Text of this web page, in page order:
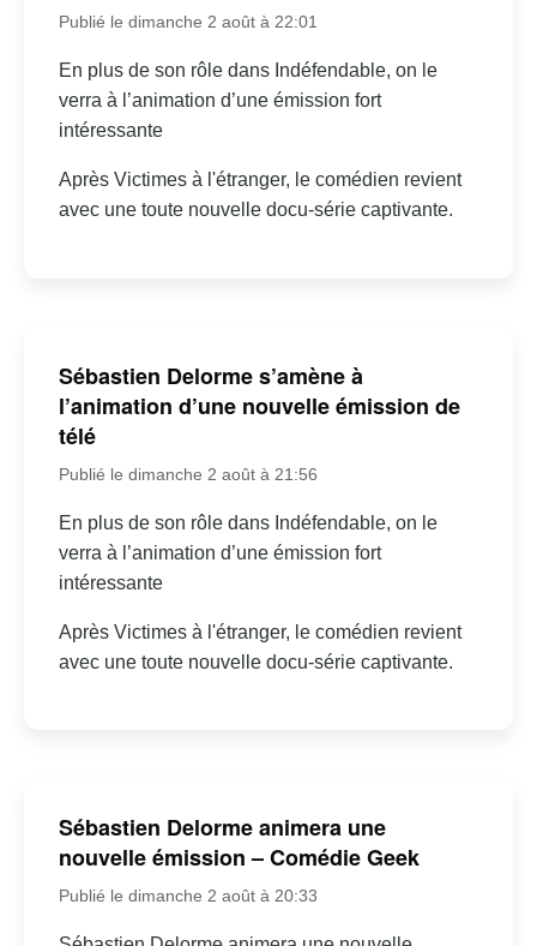
Publié le dimanche 2 août à 22:01
En plus de son rôle dans Indéfendable, on le
verra à l’animation d’une émission fort
intéressante
Après Victimes à l'étranger, le comédien revient
avec une toute nouvelle docu-série captivante.
Sébastien Delorme s’amène à
l’animation d’une nouvelle émission de
télé
Publié le dimanche 2 août à 21:56
En plus de son rôle dans Indéfendable, on le
verra à l’animation d’une émission fort
intéressante
Après Victimes à l'étranger, le comédien revient
avec une toute nouvelle docu-série captivante.
Sébastien Delorme animera une
nouvelle émission – Comédie Geek
Publié le dimanche 2 août à 20:33